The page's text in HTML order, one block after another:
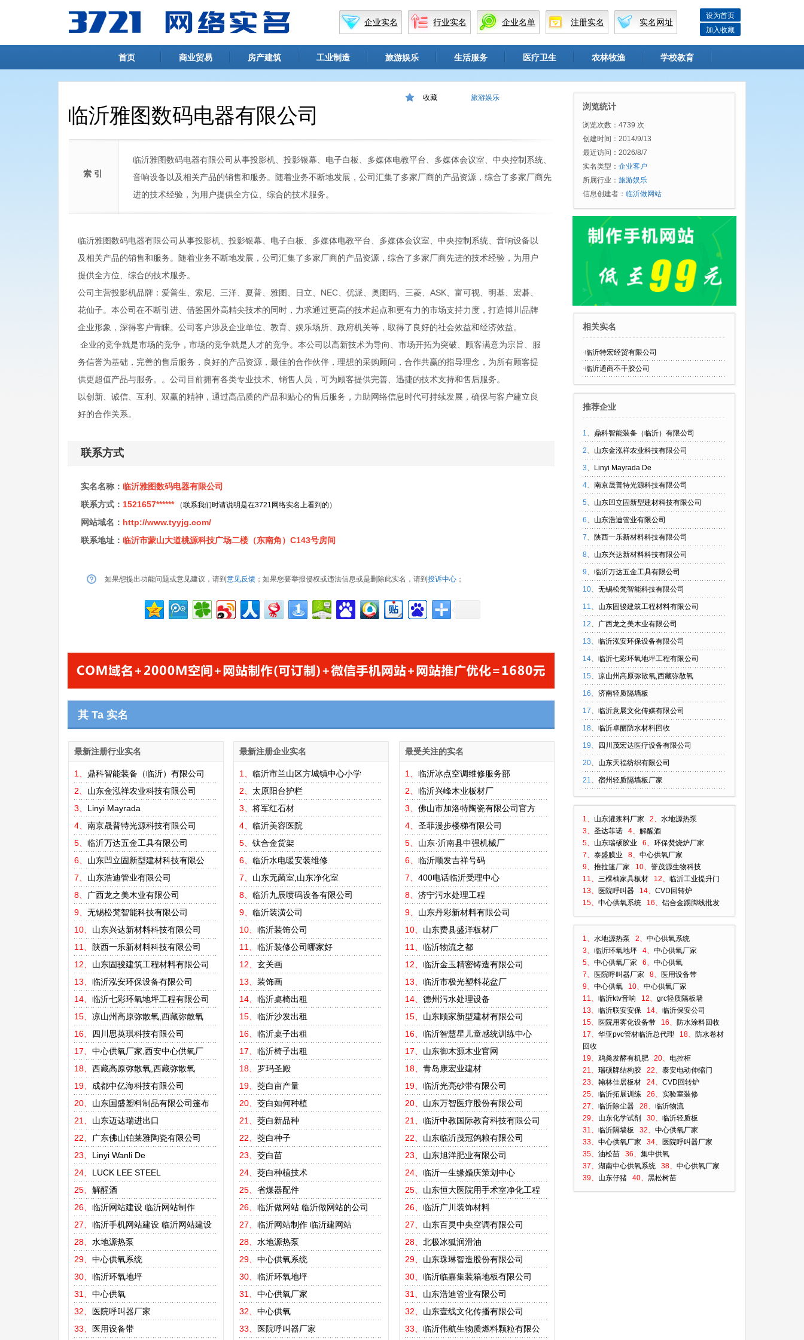
企业实名 行业实名 企业名单 注册实名 实名网址
设为首页
加入收藏
首页 商业贸易 房产建筑 工业制造 旅游娱乐 生活服务 医疗卫生 农林牧渔 学校教育
收藏 旅游娱乐
临沂雅图数码电器有限公司
索 引
临沂雅图数码电器有限公司从事投影机、投影银幕、电子白板、多媒体电教平台、多媒体会议室、中央控制系统、
音响设备以及相关产品的销售和服务。随着业务不断地发展，公司汇集了多家厂商的产品资源，综合了多家厂商先
进的技术经验，为用户提供全方位、综合的技术服务。
临沂雅图数码电器有限公司从事投影机、投影银幕、电子白板、多媒体电教平台、多媒体会议室、中央控制系统、音响设备以
及相关产品的销售和服务。随着业务不断地发展，公司汇集了多家厂商的产品资源，综合了多家厂商先进的技术经验，为用户
提供全方位、综合的技术服务。
公司主营投影机品牌：爱普生、索尼、三洋、夏普、雅图、日立、NEC、优派、奥图码、三菱、ASK、富可视、明基、宏碁、
花仙子。本公司在不断引进、借鉴国外高精尖技术的同时，力求通过更高的技术起点和更有力的市场支持力度，打造博川品牌
企业形象，深得客户青睐。公司客户涉及企业单位、教育、娱乐场所、政府机关等，取得了良好的社会效益和经济效益。
企业的竞争就是市场的竞争，市场的竞争就是人才的竞争。本公司以高新技术为导向、市场开拓为突破、顾客满意为宗旨、服
务信誉为基础，完善的售后服务，良好的产品资源，最佳的合作伙伴，理想的采购顾问，合作共赢的指导理念，为所有顾客提
供更超值产品与服务。。公司目前拥有各类专业技术、销售人员，可为顾客提供完善、迅捷的技术支持和售后服务。
以创新、诚信、互利、双赢的精神，通过高品质的产品和贴心的售后服务，力助网络信息时代可持续发展，确保与客户建立良
好的合作关系。
联系方式
实名名称： 临沂雅图数码电器有限公司
联系方式： 1521657******（联系我们时请说明是在3721网络实名上看到的）
网站域名： http://www.tyyjg.com/
联系地址： 临沂市蒙山大道桃源科技广场二楼（东南角）C143号房间
如果想提出功能问题或意见建议，请到 意见反馈 ；如果您要举报侵权或违法信息或是删除此实名，请到 投诉中心 ；
其 Ta 实名
最新注册行业实名
1、 鼎科智能装备（临沂）有限公司
2、 山东金泓祥农业科技有限公司
3、 Linyi Mayrada
4、 南京晟普特光源科技有限公司
5、 临沂万达五金工具有限公司
6、 山东凹立固新型建材科技有限公
7、 山东浩迪管业有限公司
8、
广西龙之美木业有限公司
9、 无锡松梵智能科技有限公司
10、 山东兴达新材料科技有限公司
11、
陕西一乐新材料科技有限公司
12、 山东固骏建筑工程材料有限公司
13、 临沂泓安环保设备有限公司
14、 临沂七彩环氧地坪工程有限公司
15、 凉山州高原弥散氧,西藏弥散氧
16、 四川思英琪科技有限公司
17、 中心供氧厂家,西安中心供氧厂
18、 西藏高原弥散氧,西藏弥散氧
19、 成都中亿海科技有限公司
20、 山东国盛塑料制品有限公司篷布
21、 山东迈达瑞进出口
22、
广东佛山铂莱雅陶瓷有限公司
23、 Linyi Wanli De
24、 LUCK LEE STEEL
25、 解醒酒
26、 临沂网站建设 临沂网站制作
27、 临沂手机网站建设 临沂网站建设
28、 水地源热泵
29、 中心供氧系统
30、 临沂环氧地坪
31、 中心供氧
32、
医院呼叫器厂家
33、
医用设备带
最新注册企业实名
1、 临沂市兰山区方城镇中心小学
2、 太原阳台护栏
3、 将军红石材
4、 临沂美容医院
5、 钛合金货架
6、 临沂水电暖安装维修
7、 山东无菌室,山东净化室
8、 临沂九辰喷码设备有限公司
9、 临沂装潢公司
10、 临沂装饰公司
11、 临沂装修公司哪家好
12、 玄关画
13、 装饰画
14、 临沂桌椅出租
15、 临沂沙发出租
16、 临沂桌子出租
17、 临沂椅子出租
18、 罗玛圣殿
19、 茭白亩产量
20、 茭白如何种植
21、 茭白新品种
22、 茭白种子
23、 茭白苗
24、 茭白种植技术
25、 省煤器配件
26、 临沂做网站 临沂做网站的公司
27、 临沂网站制作 临沂建网站
28、 水地源热泵
29、 中心供氧系统
30、 临沂环氧地坪
31、 中心供氧厂家
32、 中心供氧
33、
医院呼叫器厂家
最受关注的实名
1、 临沂冰点空调维修服务部
2、 临沂兴峰木业板材厂
3、 佛山市加洛特陶瓷有限公司官方
4、 圣菲漫步楼梯有限公司
5、 山东·沂南县中强机械厂
6、 临沂顺发吉祥号码
7、 400电话临沂受理中心
8、 济宁污水处理工程
9、 山东丹彩新材料有限公司
10、 山东费县盛洋板材厂
11、 临沂物流之都
12、 临沂金玉精密铸造有限公司
13、 临沂市极光塑料花盆厂
14、 德州污水处理设备
15、 山东顾家新型建材有限公司
16、 临沂智慧星儿童感统训练中心
17、 山东御木源木业官网
18、 青岛康宏业建材
19、 临沂光亮砂带有限公司
20、 山东万智医疗股份有限公司
21、 临沂中教国际教育科技有限公司
22、 山东临沂茂冠鸽粮有限公司
23、 山东旭洋肥业有限公司
24、 临沂一生缘婚庆策划中心
25、 山东恒大医院用手术室净化工程
26、 临沂广川装饰材料
27、 山东百灵中央空调有限公司
28、 北极冰狐润滑油
29、 山东珠琳智造股份有限公司
30、 临沂临嘉集装箱地板有限公司
31、 山东浩迪管业有限公司
32、 山东壹线文化传播有限公司
33、 临沂伟航生物质燃料颗粒有限公
浏览统计
浏览次数：4739 次
创建时间：2014/9/13
最近访问：2026/8/7
实名类型： 企业客户
所属行业： 旅游娱乐
信息创建者： 临沂做网站
相关实名
·临沂特宏经贸有限公司
·临沂通商不干胶公司
推荐企业
1、 鼎科智能装备（临沂）有限公司
2、 山东金泓祥农业科技有限公司
3、 Linyi Mayrada De
4、 南京晟普特光源科技有限公司
5、 山东凹立固新型建材科技有限公司
6、 山东浩迪管业有限公司
7、 陕西一乐新材料科技有限公司
8、 山东兴达新材料科技有限公司
9、 临沂万达五金工具有限公司
10、 无锡松梵智能科技有限公司
11、 山东固骏建筑工程材料有限公司
12、 广西龙之美木业有限公司
13、 临沂泓安环保设备有限公司
14、 临沂七彩环氧地坪工程有限公司
15、 凉山州高原弥散氧,西藏弥散氧
16、 济南轻质隔墙板
17、 临沂意展文化传媒有限公司
18、 临沂卓丽防水材料回收
19、 四川茂宏达医疗设备有限公司
20、 山东天福纺织有限公司
21、 宿州轻质隔墙板厂家
1、 山东灌浆料厂家 2、 水地源热泵
3、 圣达菲诺 4、 解醒酒
5、 山东瑞硕胶业 6、 环保焚烧炉厂家
7、 泰盛膜业 8、 中心供氧厂家
9、 推拉篷厂家 10、 誉茂源生物科技
11、 三棵柚家具板材 12、 临沂工业提升门
13、
医院呼叫器 14、 CVD回转炉
15、 中心供氧系统 16、 铝合金踢脚线批发
1、 水地源热泵 2、 中心供氧系统
3、 临沂环氧地坪 4、 中心供氧厂家
5、 中心供氧厂家 6、 中心供氧
7、
医院呼叫器厂家 8、
医用设备带
9、 中心供氧 10、 中心供氧厂家
11、 临沂ktv音响 12、 grc轻质隔板墙
13、 临沂联安安保 14、 临沂保安公司
15、
医院用雾化设备带 16、 防水涂料回收
17、 华亚pvc管材临沂总代理 18、 防水卷材
回收
19、 鸡粪发酵有机肥 20、 电控柜
21、 瑞硕牌结构胶 22、 泰安电动伸缩门
23、 翰林佳居板材 24、 CVD回转炉
25、 临沂拓展训练 26、 实验室装修
27、 临沂除尘器 28、 临沂物流
29、 山东化学试剂 30、 临沂轻质板
31、 临沂隔墙板 32、 中心供氧厂家
33、 中心供氧厂家 34、
医院呼叫器厂家
35、 油松苗 36、 集中供氧
37、 湖南中心供氧系统 38、 中心供氧厂家
39、 山东仔猪 40、 黑松树苗